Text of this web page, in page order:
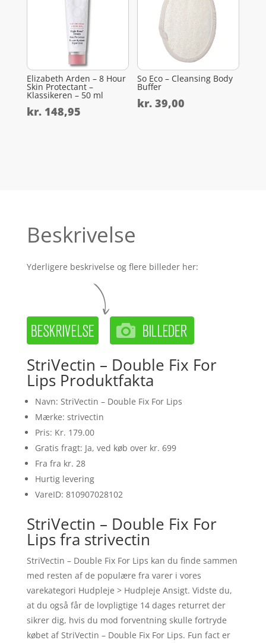
Elizabeth Arden – 8 Hour
Skin Protectant –
Klassikeren – 50 ml
kr.148,95
So Eco – Cleansing Body
Buffer
kr. 39,00
Beskrivelse
Yderligere beskrivelse og flere billeder her:
StriVectin – Double Fix For
Lips Produktfakta
Navn: StriVectin – Double Fix For Lips
Mærke: strivectin
Pris: Kr. 179.00
Gratis fragt: Ja, ved køb over kr. 699
Fra fra kr. 28
Hurtig levering
VareID: 810907028102
StriVectin – Double Fix For
Lips fra strivectin
StriVectin – Double Fix For Lips kan du finde sammen
med resten af de populære fra varer i vores
varekategori Hudpleje > Hudpleje Ansigt. Vidste du,
at du også får de lovpligtige 14 dages returret der
sikrer dig, hvis du mod forventning skulle fortryde
købet af StriVectin – Double Fix For Lips. Fun fact er